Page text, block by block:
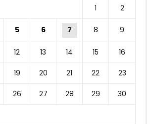
1 2
5 6 7 8 9
12 13 14 15 16
19 20 21 22 23
26 27 28 29 30